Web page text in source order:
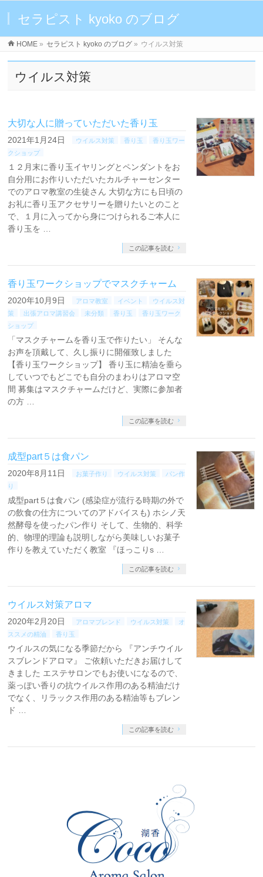
セラピスト kyoko のブログ
HOME » セラピスト kyoko のブログ » ウイルス対策
ウイルス対策
大切な人に贈っていただいた香り玉
2021年1月24日 ウイルス対策 香り玉
香り玉ワー
クショップ
１２月末に香り玉イヤリングとペンダントをお
自分用にお作りいただいたカルチャーセンター
でのアロマ教室の生徒さん 大切な方にも日頃の
お礼に香り玉アクセサリーを贈りたいとのこと
で、１月に入ってから身につけられるご本人に
香り玉を …
この記事を読む
香り玉ワークショップでマスクチャーム
2020年10月9日 アロマ教室 イベント
ウイルス対
策
出張アロマ講習会 未分類 香り玉
香り玉ワーク
ショップ
「マスクチャームを香り玉で作りたい」 そんな
お声を頂戴して、久し振りに開催致しました
【香り玉ワークショップ】 香り玉に精油を垂ら
していつでもどこでも自分のまわりはアロマ空
間 募集はマスクチャームだけど、実際に参加者
の方 …
この記事を読む
成型part５は食パン
2020年8月11日 お菓子作り ウイルス対策
パン作
り
成型part５は食パン (感染症が流行る時期の外で
の飲食の仕方についてのアドバイスも) ホシノ天
然酵母を使ったパン作り そして、生物的、科学
的、物理的理論も説明しながら美味しいお菓子
作りを教えていただく教室 『ほっこりs …
この記事を読む
ウイルス対策アロマ
2020年2月20日 アロマブレンド ウイルス対策
オ
ススメの精油
香り玉
ウイルスの気になる季節だから 『アンチウイル
スブレンドアロマ』 ご依頼いただきお届けして
きました エステサロンでもお使いになるので、
薬っぽい香りの抗ウイルス作用のある精油だけ
でなく、リラックス作用のある精油等もブレン
ド …
この記事を読む